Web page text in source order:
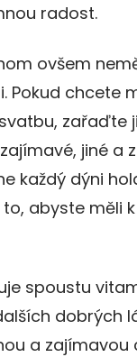
radost.
ovšem
Pokud chcete
zařaďte
jiné a
každý dýni
abyste měli
spoustu
dobrých
a zajímavou